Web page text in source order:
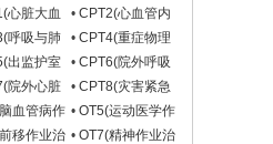
醒物理治
物理治疗组)
心脏大血
理治疗
• CPT2(心血管内
科物理治疗组)
呼吸与肺
疗组)
• CPT4(重症物理
治疗组)
出监护室
物理治疗
• CPT6(院外呼吸
康复物理治疗组)
院外心脏
治疗组)
• CPT8(灾害紧急
救护物理治疗组)
血管病作
)
• OT5(运动医学作
业治疗组)
移作业治 • OT7(精神作业治